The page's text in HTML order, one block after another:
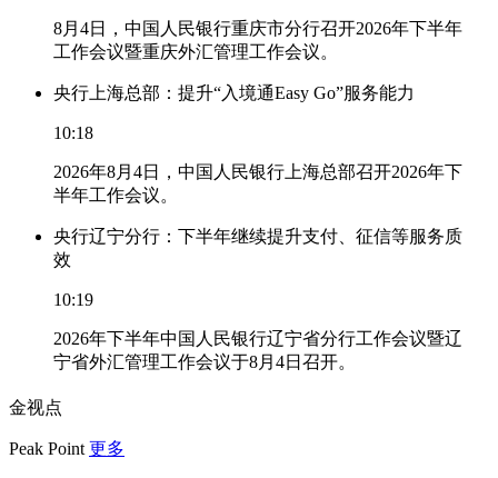
8月4日，中国人民银行重庆市分行召开2026年下半年
工作会议暨重庆外汇管理工作会议。
央行上海总部：提升“入境通Easy Go”服务能力
10:18
2026年8月4日，中国人民银行上海总部召开2026年下
半年工作会议。
央行辽宁分行：下半年继续提升支付、征信等服务质
效
10:19
2026年下半年中国人民银行辽宁省分行工作会议暨辽
宁省外汇管理工作会议于8月4日召开。
金视点
Peak Point 更多